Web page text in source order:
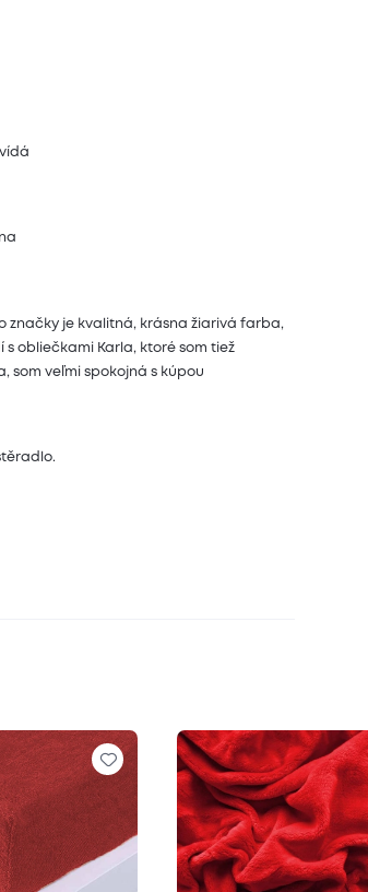
značky je kvalitná, krásna žiarivá farba,
s obliečkami Karla, ktoré som tiež
som veľmi spokojná s kúpou